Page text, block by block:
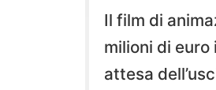
Il film di
milioni di
attesa